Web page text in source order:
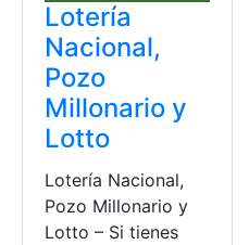
Lotería
Nacional,
Pozo
Millonario y
Lotto
Lotería Nacional,
Pozo Millonario y
Lotto – Si tienes